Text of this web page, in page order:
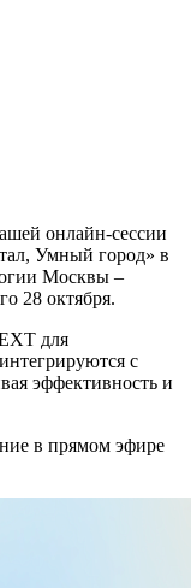
онлайн-сессии
Умный город» в
Москвы –
28 октября.
для
с
эффективность и
в прямом эфире